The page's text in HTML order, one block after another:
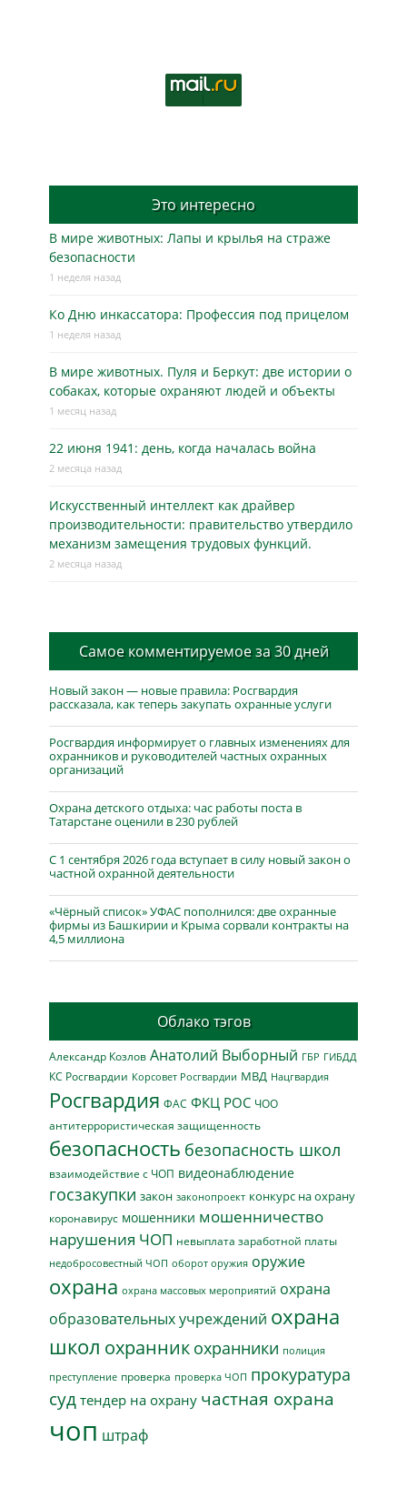
Это интересно
В мире животных: Лапы и крылья на страже
безопасности
1 неделя назад
Ко Дню инкассатора: Профессия под прицелом
1 неделя назад
В мире животных. Пуля и Беркут: две истории о
собаках, которые охраняют людей и объекты
1 месяц назад
22 июня 1941: день, когда началась война
2 месяца назад
Искусственный интеллект как драйвер
производительности: правительство утвердило
механизм замещения трудовых функций.
2 месяца назад
Самое комментируемое за 30 дней
Новый закон — новые правила: Росгвардия
рассказала, как теперь закупать охранные услуги
Росгвардия информирует о главных изменениях для
охранников и руководителей частных охранных
организаций
Охрана детского отдыха: час работы поста в
Татарстане оценили в 230 рублей
С 1 сентября 2026 года вступает в силу новый закон о
частной охранной деятельности
«Чёрный список» УФАС пополнился: две охранные
фирмы из Башкирии и Крыма сорвали контракты на
4,5 миллиона
Облако тэгов
Александр Козлов Анатолий Выборный ГБР ГИБДД
КС Росгвардии Корсовет Росгвардии МВД Нацгвардия
Росгвардия ФАС ФКЦ РОС ЧОО
антитеррористическая защищенность
безопасность безопасность школ
взаимодействие с ЧОП видеонаблюдение
госзакупки закон законопроект конкурс на охрану
коронавирус мошенники мошенничество
нарушения ЧОП невыплата заработной платы
недобросовестный ЧОП оборот оружия оружие
охрана охрана массовых мероприятий охрана
образовательных учреждений охрана
школ охранник охранники полиция
преступление проверка проверка ЧОП прокуратура
суд тендер на охрану частная охрана
чоп штраф